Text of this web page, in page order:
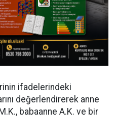
ifadelerindeki
değerlendirerek anne
babaanne A.K. ve bir